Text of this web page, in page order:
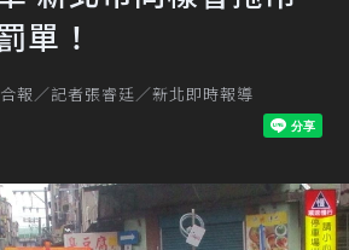
單！
報／記者張睿廷／新北即時報導